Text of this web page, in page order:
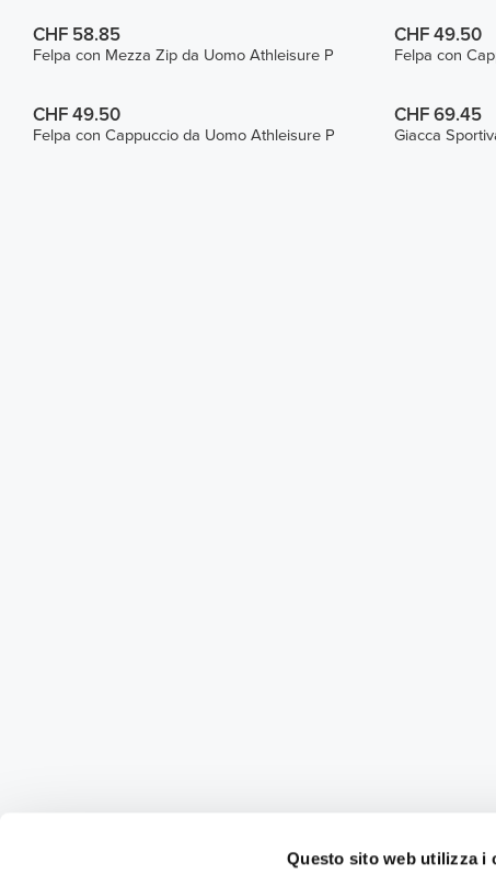
Questo sito web utilizza i
CHF 58.85
Felpa con Mezza Zip da Uomo Athleisure P
CHF 49.50
Felpa con
CHF 49.50
Felpa con Cappuccio da Uomo Athleisure P
CHF 69.45
Giacca